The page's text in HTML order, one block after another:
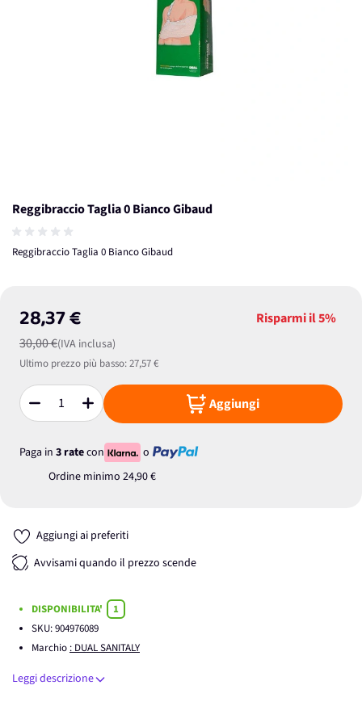
Reggibraccio Taglia 0 Bianco Gibaud
Reggibraccio Taglia 0 Bianco Gibaud
28,37 €
30,00 €(IVA inclusa)
Risparmi il5%
Ultimo prezzo più basso:27,57 €
Quantità Aggiungi
Paga in 3 ratecon
o
Ordine minimo 24,90 €
Aggiungi ai preferiti
Avvisami quando il prezzo scende
DISPONIBILITA'
1
SKU:904976089
Marchio : DUAL SANITALY
Leggi descrizione